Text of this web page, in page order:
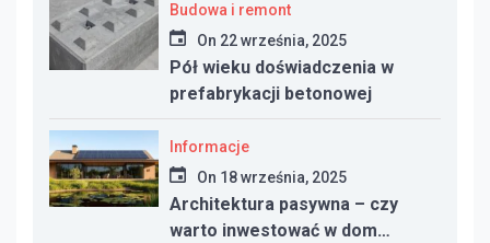
Budowa i remont
On 22 września, 2025
Pół wieku doświadczenia w
prefabrykacji betonowej
Informacje
On 18 września, 2025
Architektura pasywna – czy
warto inwestować w dom